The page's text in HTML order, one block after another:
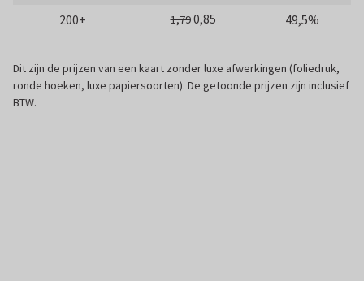
200+
1,790,85 49,5%
Dit zijn de prijzen van een kaart zonder luxe afwerkingen (foliedruk,
ronde hoeken, luxe papiersoorten). De getoonde prijzen zijn inclusief
BTW.